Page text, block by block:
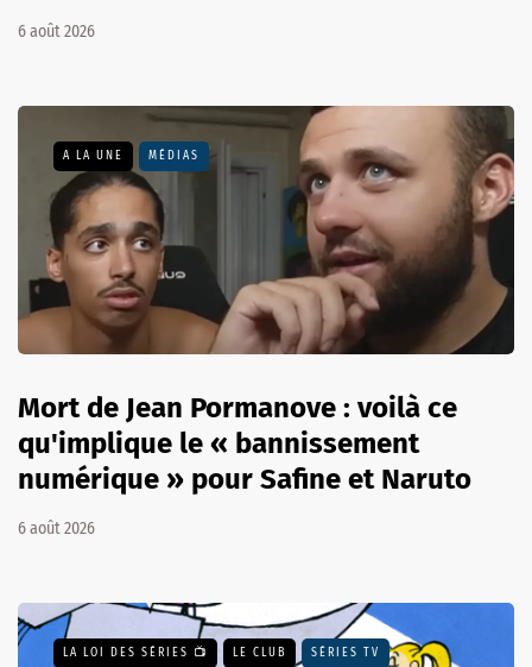
6 août 2026
A LA UNE MÉDIAS
Mort de Jean Pormanove : voilà ce
qu'implique le « bannissement
numérique » pour Safine et Naruto
6 août 2026
LA LOI DES SÉRIES 📺 LE CLUB SÉRIES TV